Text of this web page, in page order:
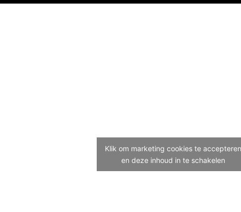
Klik om marketing cookies te accepteren
en deze inhoud in te schakelen